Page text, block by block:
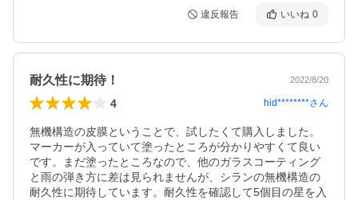
違反報告 いいね 0
耐久性に期待！ 2022/8/20
4 hid********さん
無機構造の皮膜ということで、試したくて購入しました。
マーカーが入っていて塗ったところが分かりやすくて良い
です。まだ塗ったところなので、他のガラスコーティング
と雨の弾き方に差は見られませんが、シランの無機構造の
耐久性に期待しています。耐久性を確認して5個目の星を入